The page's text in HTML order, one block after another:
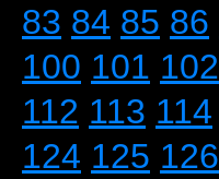
83 84 85 86
100 101 102
112 113 114
124 125 126